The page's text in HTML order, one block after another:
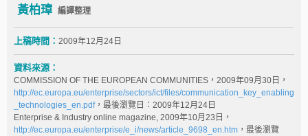
黃柏璋 編譯整理
上稿時間： 2009年12月24日
資料來源：
COMMISSION OF THE EUROPEAN COMMUNITIES，2009年09月30日，
http://ec.europa.eu/enterprise/sectors/ict/files/communication_key_enabling
_technologies_en.pdf，最後瀏覽日：2009年12月24日
Enterprise & Industry online magazine, 2009年10月23日，
http://ec.europa.eu/enterprise/e_i/news/article_9698_en.htm ，最後瀏覽